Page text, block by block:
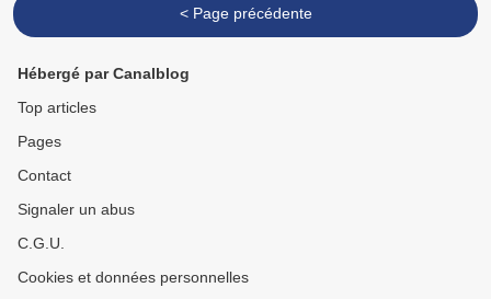
< Page précédente
Hébergé par Canalblog
Top articles
Pages
Contact
Signaler un abus
C.G.U.
Cookies et données personnelles